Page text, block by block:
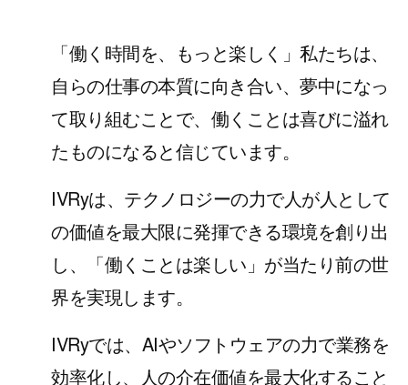
「働く時間を、もっと楽しく」 私たちは、
自らの仕事の本質に向き合い、夢中になっ
て取り組むことで、働くことは喜びに溢れ
たものになると信じています。
IVRyは、テクノロジーの力で人が人として
の価値を最大限に発揮できる環境を創り出
し、「働くことは楽しい」が当たり前の世
界を実現します。
IVRyでは、AIやソフトウェアの力で業務を
効率化し、人の介在価値を最大化すること